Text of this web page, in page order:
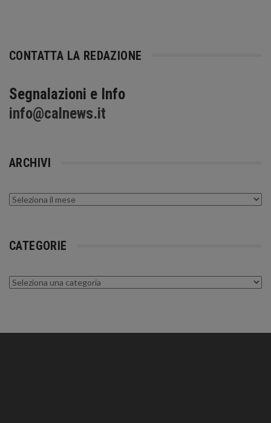
CONTATTA LA REDAZIONE
Segnalazioni e Info
info@calnews.it
ARCHIVI
Archivi
CATEGORIE
Categorie